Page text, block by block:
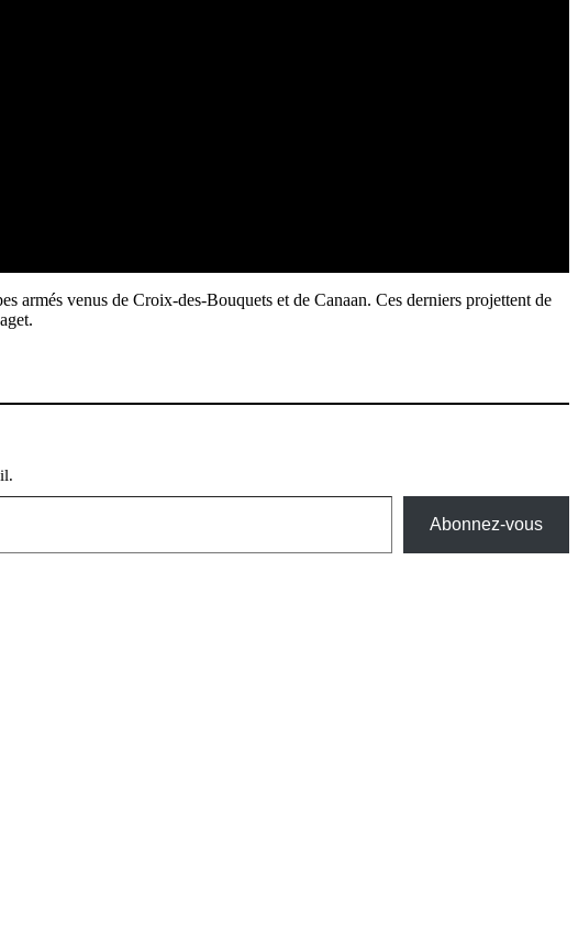
armés venus de Croix-des-Bouquets et de Canaan. Ces derniers projettent de
Abonnez-vous